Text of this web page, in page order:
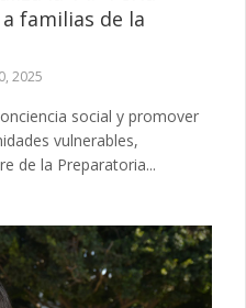
familias de la
2025
social y promover
vulnerables,
de la Preparatoria...